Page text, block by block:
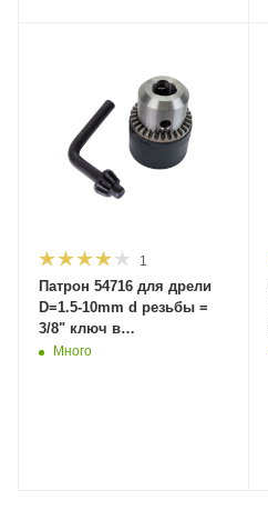
1
Патрон 54716 для дрели
D=1.5-10mm d резьбы =
3/8" ключ в
комплекте(100)Дер Мастер
Много